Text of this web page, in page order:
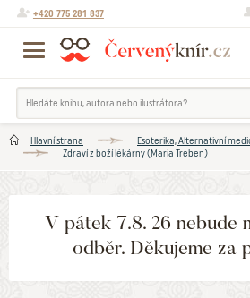
+420 775 281 837
Hlavní strana
Esoterika, Alternativní
Zdraví z boží lékárny (Maria Treben)
V pátek 7.8. 26 nebude
odběr. Děkujeme za